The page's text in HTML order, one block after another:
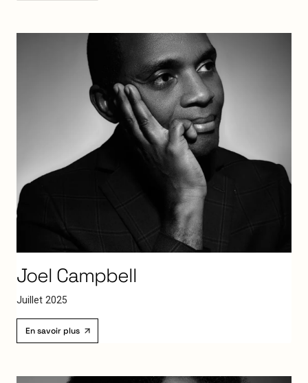
Joel Campbell
Jui et 2025
En savoir plus